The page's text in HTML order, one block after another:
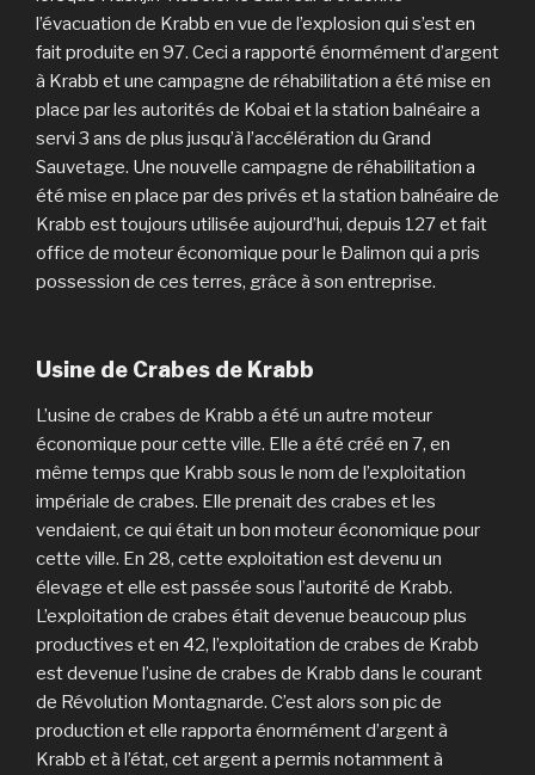
l’évacuation de Krabb en vue de l’explosion qui s’est en
fait produite en 97. Ceci a rapporté énormément d’argent
à Krabb et une campagne de réhabilitation a été mise en
place par les autorités de Kobai et la station balnéaire a
servi 3 ans de plus jusqu’à l’accélération du Grand
Sauvetage. Une nouvelle campagne de réhabilitation a
été mise en place par des privés et la station balnéaire de
Krabb est toujours utilisée aujourd’hui, depuis 127 et fait
office de moteur économique pour le Ðalimon qui a pris
possession de ces terres, grâce à son entreprise.
Usine de Crabes de Krabb
L’usine de crabes de Krabb a été un autre moteur
économique pour cette ville. Elle a été créé en 7, en
même temps que Krabb sous le nom de l’exploitation
impériale de crabes. Elle prenait des crabes et les
vendaient, ce qui était un bon moteur économique pour
cette ville. En 28, cette exploitation est devenu un
élevage et elle est passée sous l’autorité de Krabb.
L’exploitation de crabes était devenue beaucoup plus
productives et en 42, l’exploitation de crabes de Krabb
est devenue l’usine de crabes de Krabb dans le courant
de Révolution Montagnarde. C’est alors son pic de
production et elle rapporta énormément d’argent à
Krabb et à l’état, cet argent a permis notamment à